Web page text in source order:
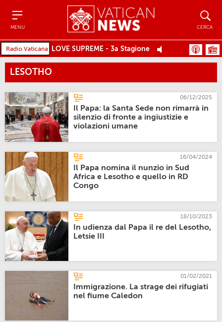
MENU CERCA
LOVE SUPREME - 3a Stagione
LESOTHO
06/12/2025
Il Papa: la Santa Sede non rimarrà in
silenzio di fronte a ingiustizie e
violazioni umane
16/04/2024
Il Papa nomina il nunzio in Sud
Africa e Lesotho e quello in RD
Congo
18/10/2023
In udienza dal Papa il re del Lesotho,
Letsie III
01/02/2021
Immigrazione. La strage dei rifugiati
nel fiume Caledon